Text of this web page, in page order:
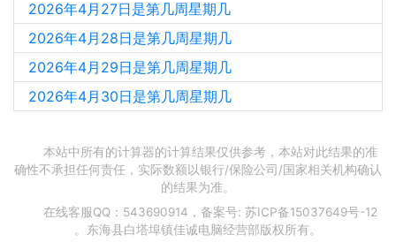
2026年4月27日是第几周星期几
2026年4月28日是第几周星期几
2026年4月29日是第几周星期几
2026年4月30日是第几周星期几
本站中所有的计算器的计算结果仅供参考，本站对此结果的准
确性不承担任何责任，实际数额以银行/保险公司/国家相关机构确认
的结果为准。
在线客服QQ：543690914，备案号: 苏ICP备15037649号-12
。东海县白塔埠镇佳诚电脑经营部版权所有。